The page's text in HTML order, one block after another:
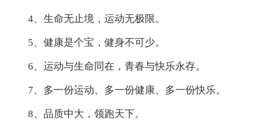
4、生命无止境，运动无极限。
5、健康是个宝，健身不可少。
6、运动与生命同在，青春与快乐永存。
7、多一份运动、多一份健康、多一份快乐。
8、品质中大，领跑天下。